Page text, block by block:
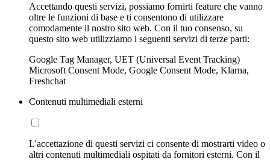
Accettando questi servizi, possiamo fornirti feature che vanno
oltre le funzioni di base e ti consentono di utilizzare
comodamente il nostro sito web. Con il tuo consenso, su
questo sito web utilizziamo i seguenti servizi di terze parti:
Google Tag Manager, UET (Universal Event Tracking)
Microsoft Consent Mode, Google Consent Mode, Klarna,
Freshchat
Contenuti multimediali esterni
L'accettazione di questi servizi ci consente di mostrarti video o
altri contenuti multimediali ospitati da fornitori esterni. Con il